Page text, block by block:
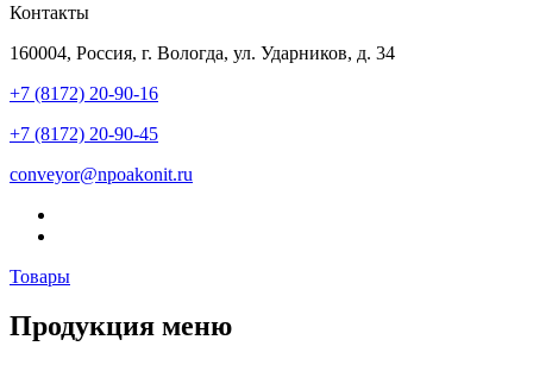
Контакты
160004, Россия, г. Вологда, ул. Ударников, д. 34
+7 (8172) 20-90-16
+7 (8172) 20-90-45
conveyor@npoakonit.ru
Товары
Продукция меню